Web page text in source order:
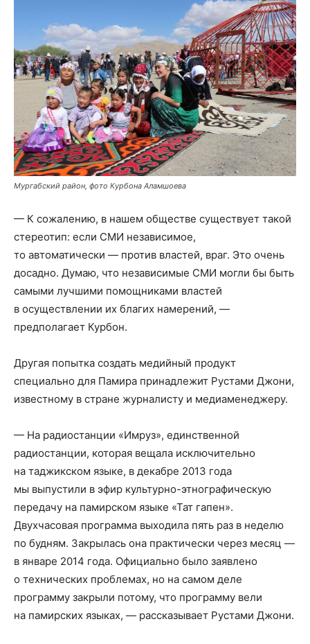
Мургабский район, фото Курбона Аламшоева
— К сожалению, в нашем обществе существует такой
стереотип: если СМИ независимое,
то автоматически — против властей, враг. Это очень
досадно. Думаю, что независимые СМИ могли бы быть
самыми лучшими помощниками властей
в осуществлении их благих намерений, —
предполагает Курбон.
Другая попытка создать медийный продукт
специально для Памира принадлежит Рустами Джони,
известному в стране журналисту и медиаменеджеру.
— На радиостанции «Имруз», единственной
радиостанции, которая вещала исключительно
на таджикском языке, в декабре 2013 года
мы выпустили в эфир культурно-этнографическую
передачу на памирском языке «Тат гапен».
Двухчасовая программа выходила пять раз в неделю
по будням. Закрылась она практически через месяц —
в январе 2014 года. Официально было заявлено
о технических проблемах, но на самом деле
программу закрыли потому, что программу вели
на памирских языках, — рассказывает Рустами Джони.